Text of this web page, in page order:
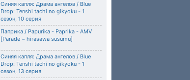
Синяя капля: Драма ангелов / Blue
Drop: Tenshi tachi no gikyoku - 1
сезон, 10 серия
Паприка / Papurika - Paprika - AMV
[Parade ~ hirasawa susumu]
Синяя капля: Драма ангелов / Blue
Drop: Tenshi tachi no gikyoku - 1
сезон, 13 серия